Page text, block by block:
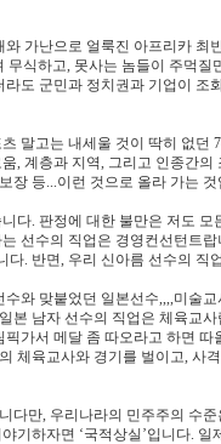
가난으로 얼룩진 아프리카 최
식하고, 못사는 놈들이 주먹질
도 군민과 정치권과 기업이 조
말고는 내세울 것이 딱히 없던
, 계층과 지역, 그리고 인종간
장 등...이런 것으로 올라 가는 것
다. 판정에 대한 불만은 저도
선수의 직업은 경영컨선턴트
. 반면, 우리 신아름 선수의 직
와 맞붙었던 일본선수,,,,미술
본 남자 선수의 직업은 체육교
가서 메달 좀 따오라고 하면
체육교사와 경기를 벌이고, 사
만, 우리나라의 민주주의 수
하자면 ‘국적상실’입니다.